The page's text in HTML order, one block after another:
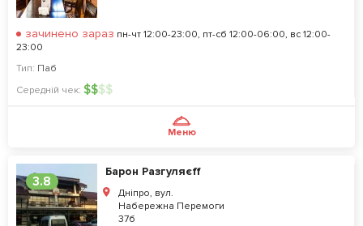
зачинено зараз пн-чт 12:00-23:00, пт-сб 12:00-06:00, вс 12:00-
23:00
Тип: Паб
Середній чек: $$$$
Меню
3.8
Барон Разгуляєff
Дніпро, вул.
Набережна Перемоги
37б